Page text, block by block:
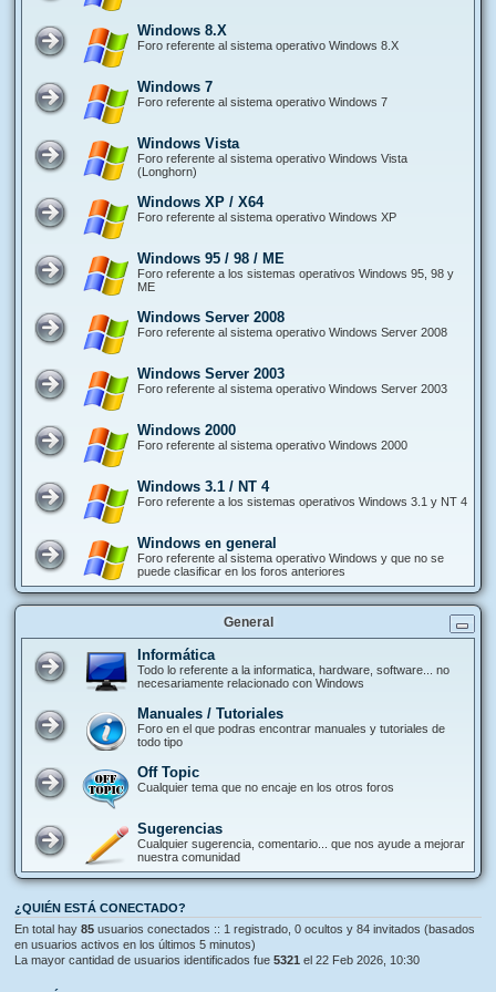
Windows 8.X
Foro referente al sistema operativo Windows 8.X
Windows 7
Foro referente al sistema operativo Windows 7
Windows Vista
Foro referente al sistema operativo Windows Vista
(Longhorn)
Windows XP / X64
Foro referente al sistema operativo Windows XP
Windows 95 / 98 / ME
Foro referente a los sistemas operativos Windows 95, 98 y
ME
Windows Server 2008
Foro referente al sistema operativo Windows Server 2008
Windows Server 2003
Foro referente al sistema operativo Windows Server 2003
Windows 2000
Foro referente al sistema operativo Windows 2000
Windows 3.1 / NT 4
Foro referente a los sistemas operativos Windows 3.1 y NT 4
Windows en general
Foro referente al sistema operativo Windows y que no se
puede clasificar en los foros anteriores
General
Informática
Todo lo referente a la informatica, hardware, software... no
necesariamente relacionado con Windows
Manuales / Tutoriales
Foro en el que podras encontrar manuales y tutoriales de
todo tipo
Off Topic
Cualquier tema que no encaje en los otros foros
Sugerencias
Cualquier sugerencia, comentario... que nos ayude a mejorar
nuestra comunidad
¿QUIÉN ESTÁ CONECTADO?
En total hay 85 usuarios conectados :: 1 registrado, 0 ocultos y 84 invitados (basados
en usuarios activos en los últimos 5 minutos)
La mayor cantidad de usuarios identificados fue 5321 el 22 Feb 2026, 10:30